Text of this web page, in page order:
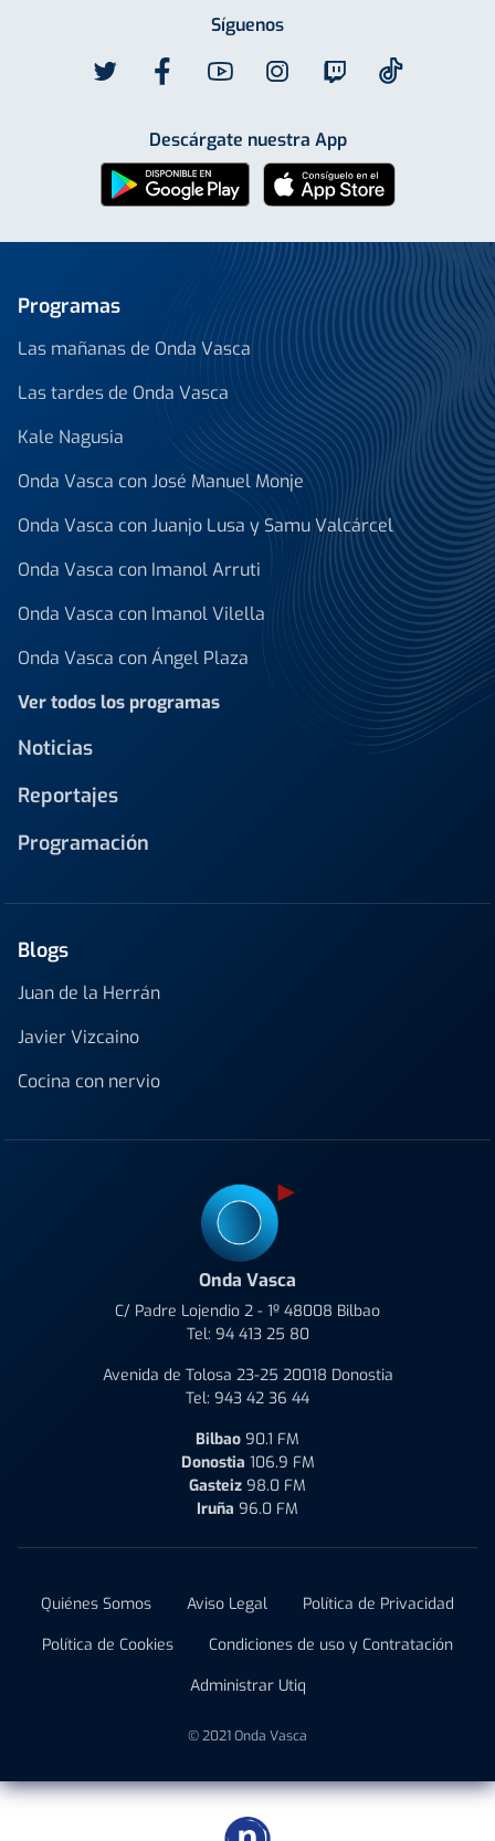
Síguenos
Descárgate nuestra App
Programas
Las mañanas de Onda Vasca
Las tardes de Onda Vasca
Kale Nagusia
Onda Vasca con José Manuel Monje
Onda Vasca con Juanjo Lusa y Samu Valcárcel
Onda Vasca con Imanol Arruti
Onda Vasca con Imanol Vilella
Onda Vasca con Ángel Plaza
Ver todos los programas
Noticias
Reportajes
Programación
Blogs
Juan de la Herrán
Javier Vizcaino
Cocina con nervio
Onda Vasca
C/ Padre Lojendio 2 - 1º 48008 Bilbao
Tel: 94 413 25 80
Avenida de Tolosa 23-25 20018 Donostia
Tel: 943 42 36 44
Bilbao 90.1 FM
Donostia 106.9 FM
Gasteiz 98.0 FM
Iruña 96.0 FM
Quiénes Somos Aviso Legal
Política de Privacidad
Política de Cookies
Condiciones de uso y Contratación
Administrar Utiq
© 2021 Onda Vasca